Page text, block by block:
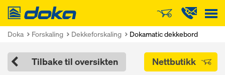
Doka
Doka Forskaling Dekkeforskaling Dokamatic dekkebord
Tilbake til oversikten Nettbutikk